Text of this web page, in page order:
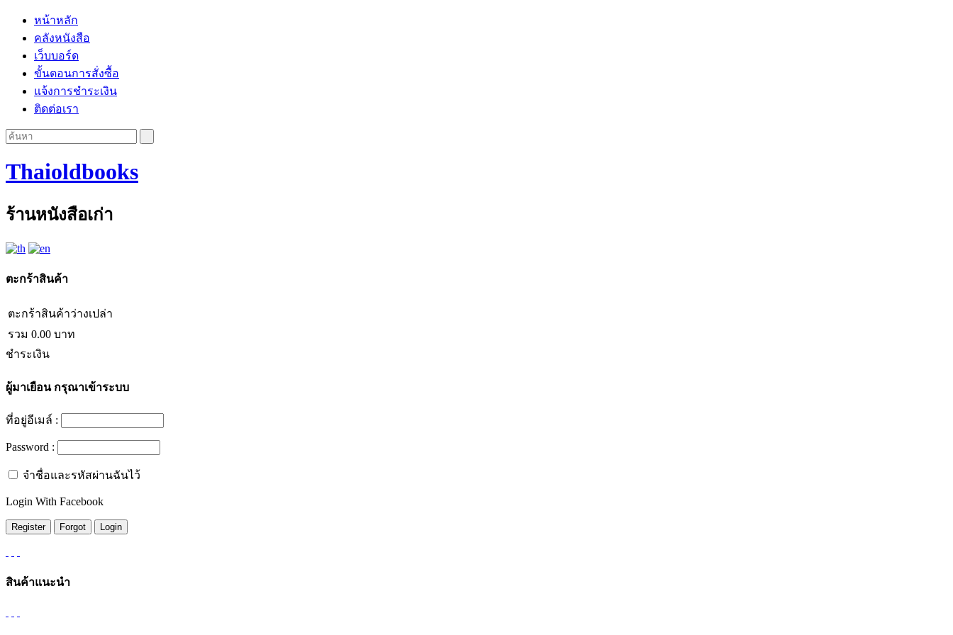
หน้าหลัก
คลังหนังสือ
เว็บบอร์ด
ขั้นตอนการสั่งซื้อ
แจ้งการชำระเงิน
ติดต่อเรา
Thaioldbooks
ร้านหนังสือเก่า
ตะกร้าสินค้า
ตะกร้าสินค้าว่างเปล่า
รวม 0.00 บาท
ชำระเงิน
ผู้มาเยือนกรุณาเข้าระบบ
ที่อยู่อีเมล์ :
Password :
จำชื่อและรหัสผ่านฉันไว้
Login With Facebook
สินค้าแนะนำ